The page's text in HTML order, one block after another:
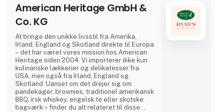
American Heritage GmbH &
Co. KG
At bringe den unikke livsstil fra Amerika,
Irland, England og Skotland direkte til Europa
– det har været vores mission hos American
Heritage siden 2004. Vi importerer ikke kun
kulinariske lækkerier og delikatesser fra
USA, men også fra Irland, England og
Skotland. Uanset om det drejer sig om
pandekager, brownies, traditionel amerikansk
BBQ, irsk whiskey, engelsk te eller skotske
bagværk – finder du alt relateret til disse